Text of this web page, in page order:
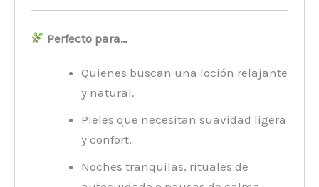
Perfecto para…
Quienes buscan una loción relajante
y natural.
Pieles que necesitan suavidad ligera
y confort.
Noches tranquilas, rituales de